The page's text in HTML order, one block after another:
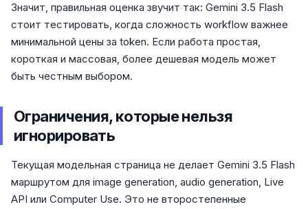
Значит, правильная оценка звучит так: Gemini 3.5 Flash
стоит тестировать, когда сложность workflow важнее
минимальной цены за token. Если работа простая,
короткая и массовая, более дешевая модель может
быть честным выбором.
Ограничения, которые нельзя
игнорировать
Текущая модельная страница не делает Gemini 3.5 Flash
маршрутом для image generation, audio generation, Live
API или Computer Use. Это не второстепенные